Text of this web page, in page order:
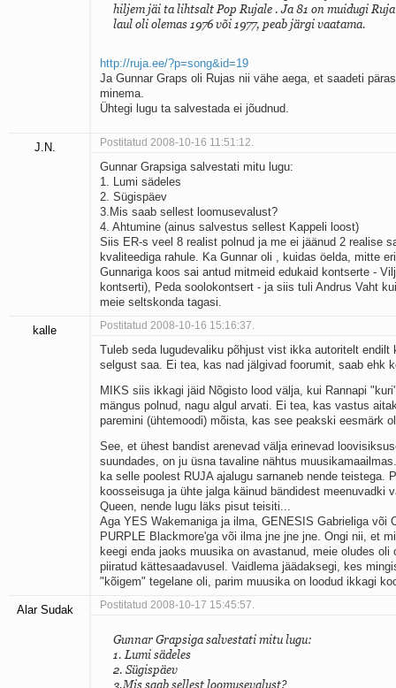
hiljem jäi ta lihtsalt Pop Rujale . Ja 81 on muidugi
laul oli olemas 1976 või 1977, peab järgi vaatama.
http://ruja.ee/?p=song&id=19
Ja Gunnar Graps oli Rujas nii vähe aega, et saadeti
minema.
Ühtegi lugu ta salvestada ei jõudnud.
J.N. Postitatud 2008-10-16 11:51:12.
Gunnar Grapsiga salvestati mitu lugu:
1. Lumi sädeles
2. Sügispäev
3.Mis saab sellest loomusevalust?
4. Ahtumine (ainus salvestus sellest Kappeli loost)
Siis ER-s veel 8 realist polnud ja me ei jäänud 2 realise
kvaliteediga rahule. Ka Gunnar oli , kuidas öelda, mitte
Gunnariga koos sai antud mitmeid edukaid kontserte -
kontserti), Peda soolokontsert - ja siis tuli Andrus Vaht
meie seltskonda tagasi.
kalle Postitatud 2008-10-16 15:16:37.
Tuleb seda lugudevaliku põhjust vist ikka autoritelt endilt
selgust saa. Ei tea, kas nad jälgivad foorumit, saab ehk
MIKS siis ikkagi jäid Nõgisto lood välja, kui Rannapi
mängus polnud, nagu algul arvati. Ei tea, kas vastus
paremini (ühtemoodi) mõista, kas see peakski eesmärk
See, et ühest bandist arenevad välja erinevad
suundades, on ju üsna tavaline nähtus
ka selle poolest RUJA ajalugu sarnaneb nende teistega.
koosseisuga ja ühte jalga käinud bändidest meenuvadki
Queen, nende lugu läks pisut teisiti...
Aga YES Wakemaniga ja ilma, GENESIS Gabrieliga või
PURPLE Blackmore'ga või ilma jne jne jne. Ongi nii, et
keegi enda jaoks muusika on avastanud, meie oludes oli
piiratud kättesaadavusel. Vaidlema jäädaksegi, kes
"kõigem" tegelane oli, parim muusika on loodud ikkagi
Alar Sudak Postitatud 2008-10-17 15:45:57.
Gunnar Grapsiga salvestati mitu lugu:
1. Lumi sädeles
2. Sügispäev
3.Mis saab sellest loomusevalust?